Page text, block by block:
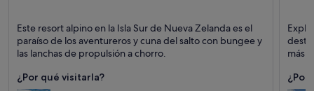
Puntos fuertes: Lagos, Montañas y Paisajes
Este resort alpino en la Isla Sur de Nueva Zelanda es el
paraíso de los aventureros y cuna del salto con bungee y
las lanchas de propulsión a chorro.
¿Por qué visitarla?
más!
¿Por